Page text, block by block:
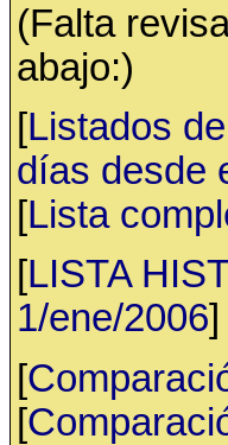
(Falta
abajo:)
[Listados
días desde
[Lista
[LISTA
1/ene/2006]
[
[